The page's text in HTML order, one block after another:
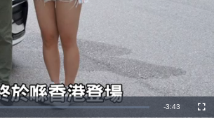
剩
-3:43
全
螢